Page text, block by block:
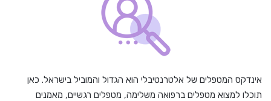
אינדקס המטפלים של אלטרנטיבלי הוא הגדול והמוביל בישראל. כאן
תוכלו למצוא מטפלים ברפואה משלימה, מטפלים רגשיים, מאמנים